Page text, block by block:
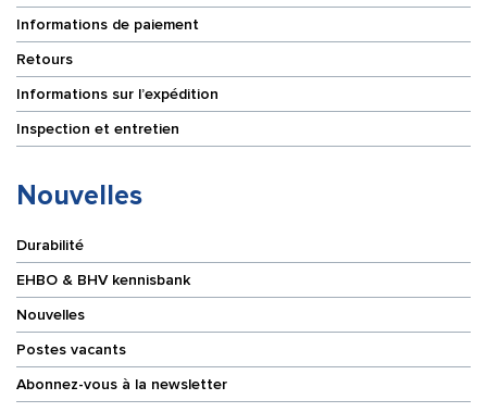
Informations de paiement
Retours
Informations sur l’expédition
Inspection et entretien
Nouvelles
Durabilité
EHBO & BHV kennisbank
Nouvelles
Postes vacants
Abonnez-vous à la newsletter